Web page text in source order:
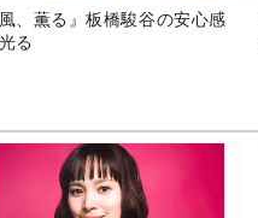
風、薫る』板橋駿谷の安心感
る